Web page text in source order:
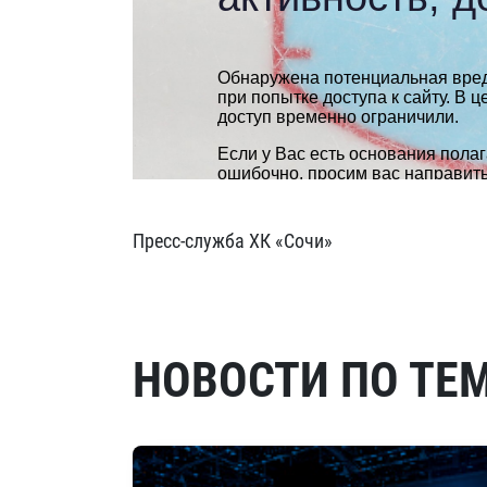
Пресс-служба ХК «Сочи»
НОВОСТИ ПО